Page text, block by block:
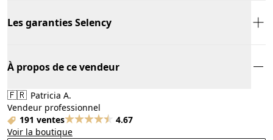
Les garanties Selency
À propos de ce vendeur
🇫🇷 Patricia A.
Vendeur professionnel
191 ventes
4.67
Voir la boutique